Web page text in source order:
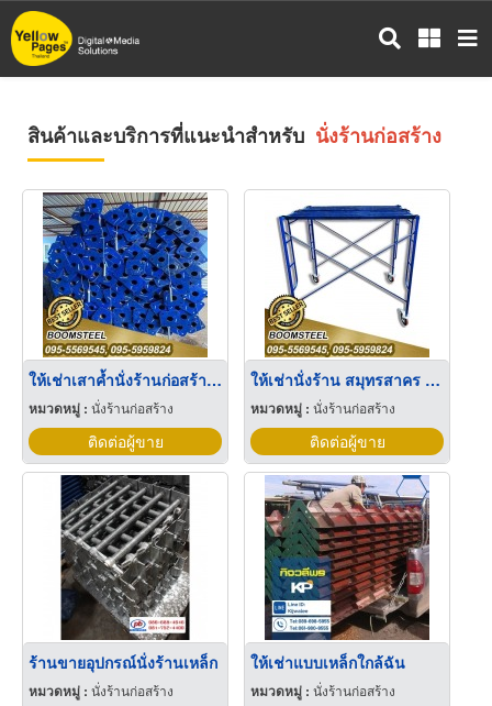
ข้าม
ไป
สินค้าและบริการที่แนะนำสำหรับ นั่งร้านก่อสร้าง
ให้เช่าเสาค้ำนั่งร้านก่อสร้าง สมุทรสาคร
หมวดหมู่ : นั่งร้านก่อสร้าง
ติดต่อผู้ขาย
ให้เช่านั่งร้าน สมุทรสาคร ให้เช่านั่งร้านก่อสร้างราคาถูก สมุทรสาคร
หมวดหมู่ :นั่งร้านก่อสร้าง
ติดต่อผู้ขาย
ร้านขายอุปกรณ์นั่งร้านเหล็ก
หมวดหมู่ : นั่งร้านก่อสร้าง
ให้เช่าแบบเหล็กใกล้ฉัน
หมวดหมู่ :นั่งร้านก่อสร้าง